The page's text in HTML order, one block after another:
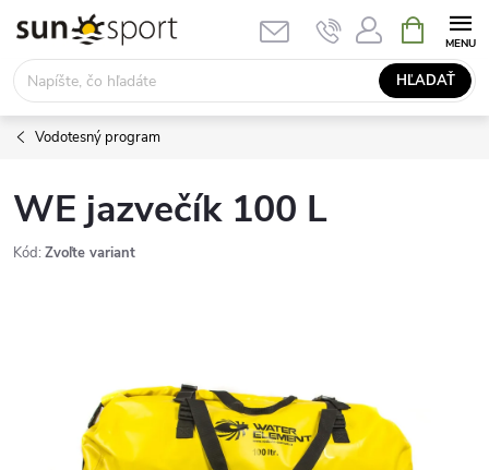
obsah
HĽADAŤ
KOŠÍK
Vodotesný program
WE jazvečík 100 L
Kód: Zvoľte variant